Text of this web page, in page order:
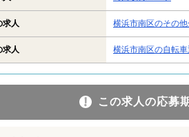
求人 横浜市南区のその
求人 横浜市南区の自転
この求人の応募